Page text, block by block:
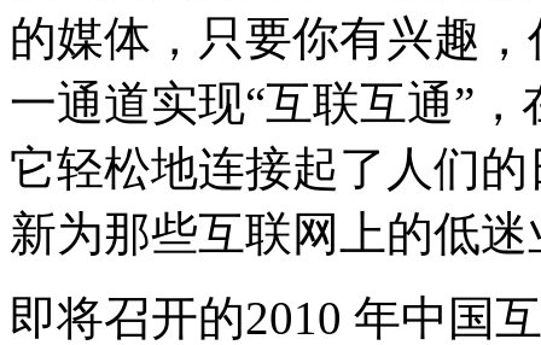
的媒体，只要你有兴趣
一通道实现“互联互通”
它轻松地连接起了人们
新为那些互联网上的低
即将召开的2010 年中国